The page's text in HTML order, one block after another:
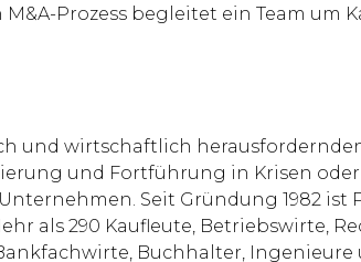
Prozess begleitet ein Team um
und wirtschaftlich
und Fortführung in Krisen
Seit Gründung 1982
als 290 Kaufleute, Betriebswirte,
Buchhalter,